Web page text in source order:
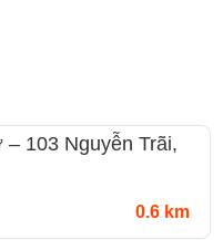
– 103 Nguyễn Trãi,
0.6 km